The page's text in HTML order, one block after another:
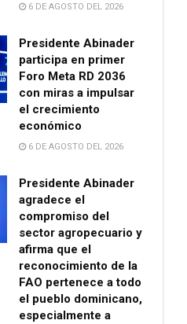
6 DE AGOSTO DEL 2026
Presidente Abinader
participa en primer
Foro Meta RD 2036
con miras a impulsar
el crecimiento
económico
6 DE AGOSTO DEL 2026
Presidente Abinader
agradece el
compromiso del
sector agropecuario y
afirma que el
reconocimiento de la
FAO pertenece a todo
el pueblo dominicano,
especialmente a